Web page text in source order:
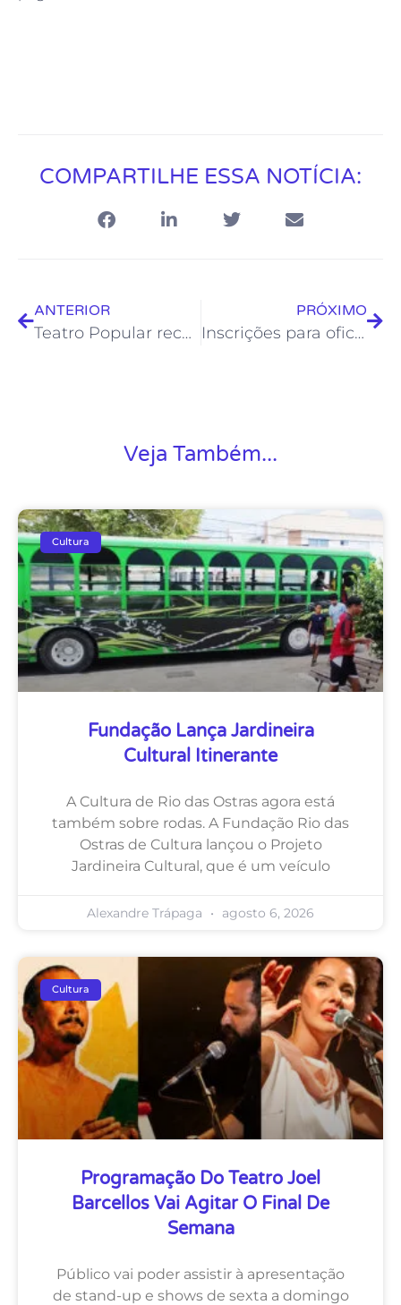
COMPARTILHE ESSA NOTÍCIA:
ANTERIOR
Teatro Popular recebe espetáculo de dança “Mulher Flamenca”
PRÓXIMO
Inscrições para oficinas do Sebrae RJ para o mês de junho estão abertas
Veja Também...
Cultura
Fundação Lança Jardineira
Cultural Itinerante
A Cultura de Rio das Ostras agora está
também sobre rodas. A Fundação Rio das
Ostras de Cultura lançou o Projeto
Jardineira Cultural, que é um veículo
Alexandre Trápaga agosto 6, 2026
Cultura
Programação Do Teatro Joel
Barcellos Vai Agitar O Final De
Semana
Público vai poder assistir à apresentação
de stand-up e shows de sexta a domingo